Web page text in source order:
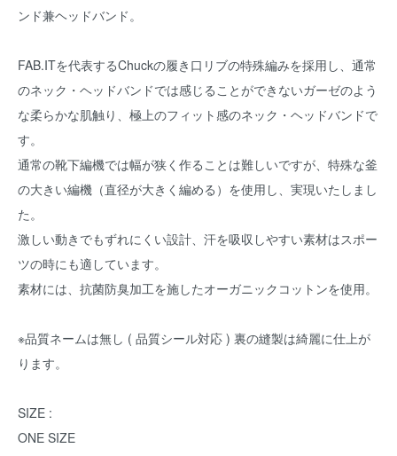
ンド兼ヘッドバンド。
FAB.ITを代表するChuckの履き口リブの特殊編みを採用し、通常
のネック・ヘッドバンドでは感じることができないガーゼのよう
な柔らかな肌触り、極上のフィット感のネック・ヘッドバンドで
す。
通常の靴下編機では幅が狭く作ることは難しいですが、特殊な釜
の大きい編機（直径が大きく編める）を使用し、実現いたしまし
た。
激しい動きでもずれにくい設計、汗を吸収しやすい素材はスポー
ツの時にも適しています。
素材には、抗菌防臭加工を施したオーガニックコットンを使用。
※品質ネームは無し ( 品質シール対応 ) 裏の縫製は綺麗に仕上が
ります。
SIZE :
ONE SIZE